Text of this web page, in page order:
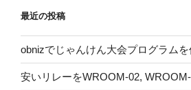
最近の投稿
obnizでじゃんけん大会プログラムを
安いリレーをWROOM-02,